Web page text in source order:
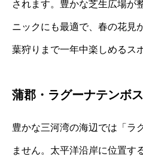
されます。豊かな芝生広場が
ニックにも最適で、春の花見
葉狩りまで一年中楽しめるス
蒲郡・ラグーナテンボス
豊かな三河湾の海辺では「ラ
ません。太平洋沿岸に位置す